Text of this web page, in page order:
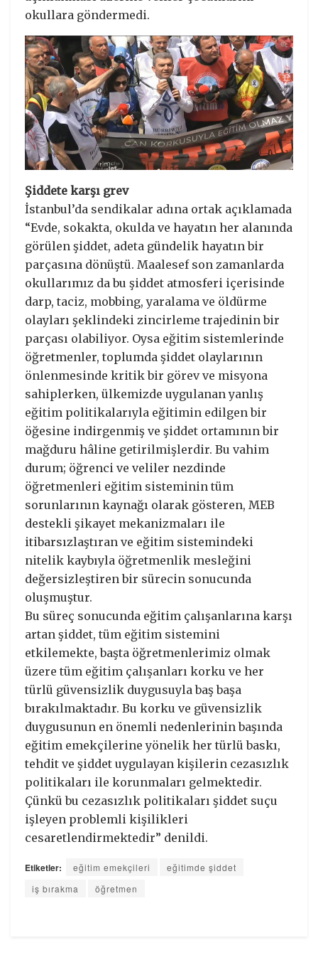
okullara göndermedi.
Şiddete karşı grev
İstanbul’da sendikalar adına ortak açıklamada
“Evde, sokakta, okulda ve hayatın her alanında
görülen şiddet, adeta gündelik hayatın bir
parçasına dönüştü. Maalesef son zamanlarda
okullarımız da bu şiddet atmosferi içerisinde
darp, taciz, mobbing, yaralama ve öldürme
olayları şeklindeki zincirleme trajedinin bir
parçası olabiliyor. Oysa eğitim sistemlerinde
öğretmenler, toplumda şiddet olaylarının
önlenmesinde kritik bir görev ve misyona
sahiplerken, ülkemizde uygulanan yanlış
eğitim politikalarıyla eğitimin edilgen bir
öğesine indirgenmiş ve şiddet ortamının bir
mağduru hâline getirilmişlerdir. Bu vahim
durum; öğrenci ve veliler nezdinde
öğretmenleri eğitim sisteminin tüm
sorunlarının kaynağı olarak gösteren, MEB
destekli şikayet mekanizmaları ile
itibarsızlaştıran ve eğitim sistemindeki
nitelik kaybıyla öğretmenlik mesleğini
değersizleştiren bir sürecin sonucunda
oluşmuştur.
Bu süreç sonucunda eğitim çalışanlarına karşı
artan şiddet, tüm eğitim sistemini
etkilemekte, başta öğretmenlerimiz olmak
üzere tüm eğitim çalışanları korku ve her
türlü güvensizlik duygusuyla baş başa
bırakılmaktadır. Bu korku ve güvensizlik
duygusunun en önemli nedenlerinin başında
eğitim emekçilerine yönelik her türlü baskı,
tehdit ve şiddet uygulayan kişilerin cezasızlık
politikaları ile korunmaları gelmektedir.
Çünkü bu cezasızlık politikaları şiddet suçu
işleyen problemli kişilikleri
cesaretlendirmektedir” denildi.
Etiketler: eğitim emekçileri
eğitimde şiddet
iş bırakma
öğretmen